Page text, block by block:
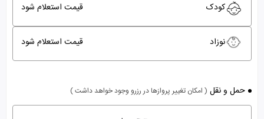
کودک قیمت استعلام شود
نوزاد قیمت استعلام شود
حمل و نقل ( امکان تغییر پروازها در رزرو وجود خواهد داشت )